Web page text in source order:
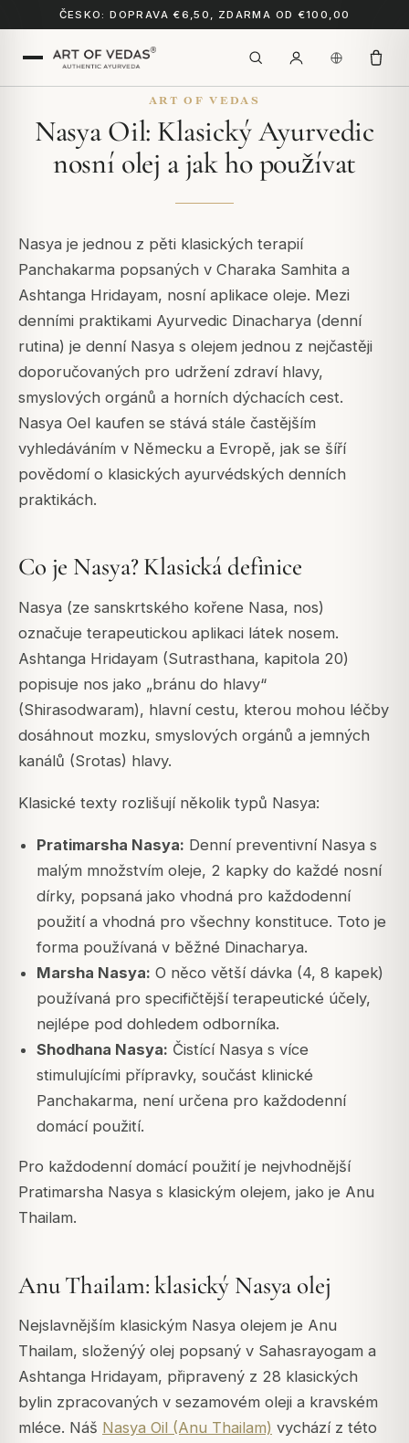
ČESKO: DOPRAVA €6,50, ZDARMA OD €100,00
ART OF VEDAS
Nasya Oil: Klasický Ayurvedic
nosní olej a jak ho používat
Nasya je jednou z pěti klasických terapií
Panchakarma popsaných v Charaka Samhita a
Ashtanga Hridayam, nosní aplikace oleje. Mezi
denními praktikami Ayurvedic Dinacharya (denní
rutina) je denní Nasya s olejem jednou z nejčastěji
doporučovaných pro udržení zdraví hlavy,
smyslových orgánů a horních dýchacích cest.
Nasya Oel kaufen se stává stále častějším
vyhledáváním v Německu a Evropě, jak se šíří
povědomí o klasických ayurvédských denních
praktikách.
Co je Nasya? Klasická definice
Nasya (ze sanskrtského kořene Nasa, nos)
označuje terapeutickou aplikaci látek nosem.
Ashtanga Hridayam (Sutrasthana, kapitola 20)
popisuje nos jako „bránu do hlavy“
(Shirasodwaram), hlavní cestu, kterou mohou léčby
dosáhnout mozku, smyslových orgánů a jemných
kanálů (Srotas) hlavy.
Klasické texty rozlišují několik typů Nasya:
Pratimarsha Nasya: Denní preventivní Nasya s
malým množstvím oleje, 2 kapky do každé nosní
dírky, popsaná jako vhodná pro každodenní
použití a vhodná pro všechny konstituce. Toto je
forma používaná v běžné Dinacharya.
Marsha Nasya: O něco větší dávka (4, 8 kapek)
používaná pro specifičtější terapeutické účely,
nejlépe pod dohledem odborníka.
Shodhana Nasya: Čistící Nasya s více
stimulujícími přípravky, součást klinické
Panchakarma, není určena pro každodenní
domácí použití.
Pro každodenní domácí použití je nejvhodnější
Pratimarsha Nasya s klasickým olejem, jako je Anu
Thailam.
Anu Thailam: klasický Nasya olej
Nejslavnějším klasickým Nasya olejem je Anu
Thailam, složenýý olej popsaný v Sahasrayogam a
Ashtanga Hridayam, připravený z 28 klasických
bylin zpracovaných v sezamovém oleji a kravském
mléce. Náš Nasya Oil (Anu Thailam) vychází z této